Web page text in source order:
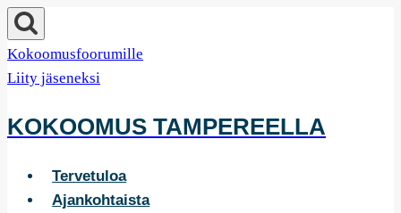
Siirry
sisältöön
Kokoomusfoorumille
Liity jäseneksi
KOKOOMUS TAMPEREELLA
Tervetuloa
Ajankohtaista